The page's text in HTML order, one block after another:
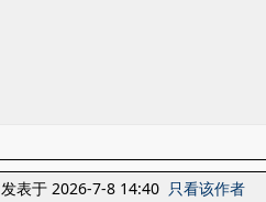
发表于 2026-7-8 14:40 只看该作者